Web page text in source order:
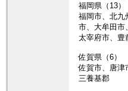
福岡県（13）
福岡市、北九
市、大牟田市
太宰府市、豊
佐賀県（6）
佐賀市、唐津
三養基郡